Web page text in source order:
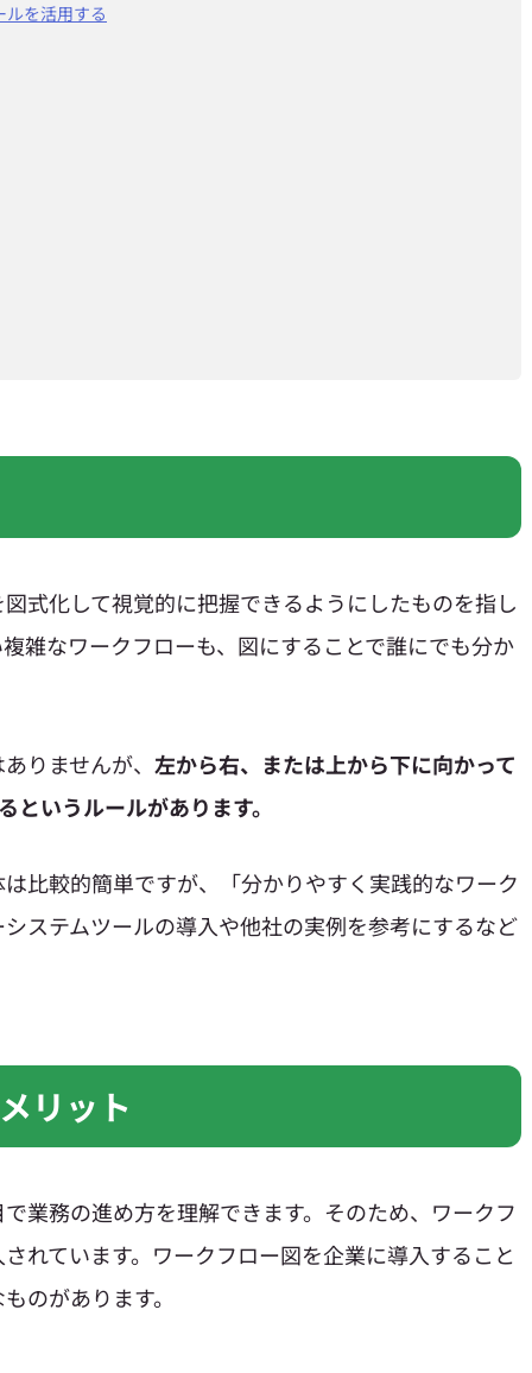
を活用する
式化して視覚的に把握できるようにしたものを指し
雑なワークフローも、図にすることで誰にでも分か
りませんが、 左から右、または上から下に向かって
いうルールがあります。
比較的簡単ですが、「分かりやすく実践的なワーク
ステムツールの導入や他社の実例を参考にするなど
リット
業務の進め方を理解できます。そのため、ワークフ
れています。ワークフロー図を企業に導入すること
のがあります。